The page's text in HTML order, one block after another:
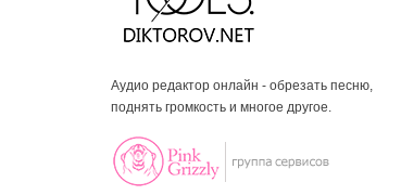
Аудио редактор онлайн - обрезать песню,
поднять громкость и многое другое.